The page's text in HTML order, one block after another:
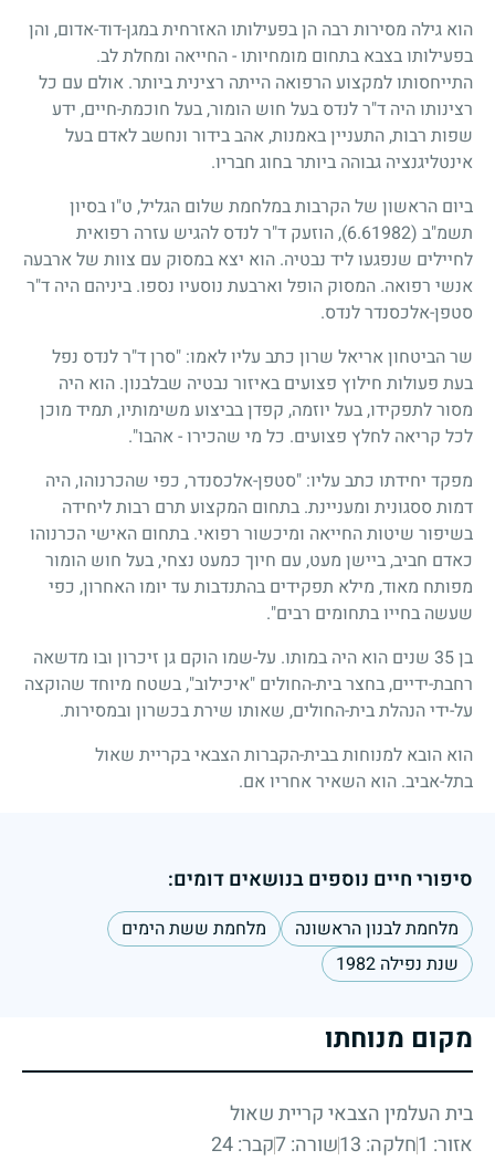
הוא גילה מסירות רבה הן בפעילותו האזרחית במגן-דוד-אדום, והן
בפעילותו בצבא בתחום מומחיותו-החייאה ומחלת לב.
התייחסותו למקצוע הרפואה הייתה רצינית ביותר. אולם עם כל
רצינותו היה ד"ר לנדס בעל חוש הומור, בעל חוכמת-חיים, ידע
שפות רבות, התעניין באמנות, אהב בידור ונחשב לאדם בעל
אינטליגנציה גבוהה ביותר בחוג חבריו.
ביום הראשון של הקרבות במלחמת שלום הגליל, ט"ו בסיון
תשמ"ב (6.61982)
, הוזעק ד"ר לנדס להגיש עזרה רפואית
לחיילים שנפגעו ליד נבטיה. הוא יצא במסוק עם צוות של ארבעה
אנשי רפואה. המסוק הופל וארבעת נוסעיו נספו. ביניהם היה ד"ר
סטפן-אלכסנדר לנדס.
שר הביטחון אריאל שרון כתב עליו לאמו: "סרן ד"ר לנדס נפל
בעת פעולות חילוץ פצועים באיזור נבטיה שבלבנון. הוא היה
מסור לתפקידו, בעל יוזמה, קפדן בביצוע משימותיו, תמיד מוכן
לכל קריאה לחלץ פצועים. כל מי שהכירו-אהבו".
מפקד יחידתו כתב עליו: "סטפן-אלכסנדר, כפי שהכרנוהו, היה
דמות ססגונית ומעניינת. בתחום המקצוע תרם רבות ליחידה
בשיפור שיטות החייאה ומיכשור רפואי. בתחום האישי הכרנוהו
כאדם חביב, ביישן מעט, עם חיוך כמעט נצחי, בעל חוש הומור
מפותח מאוד, מילא תפקידים בהתנדבות עד יומו האחרון, כפי
שעשה בחייו בתחומים רבים".
בן35 שנים הוא היה במותו. על-שמו הוקם גן זיכרון ובו מדשאה
רחבת-ידיים, בחצר בית-החולים "איכילוב", בשטח מיוחד שהוקצה
על-ידי הנהלת בית-החולים, שאותו שירת בכשרון ובמסירות.
הוא הובא למנוחות בבית-הקברות הצבאי בקריית שאול
בתל-אביב. הוא השאיר אחריו אם.
סיפורי חיים נוספים בנושאים דומים:
מלחמת לבנון הראשונה
מלחמת ששת הימים
שנת נפילה 1982
מקום מנוחתו
בית העלמין הצבאי קריית שאול
אזור: 1
חלקה: 13 שורה: 7 קבר: 24